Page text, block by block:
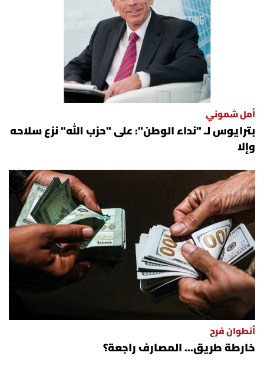
أمل شموني
بترايوس لـ "نداء الوطن": على "حزب الله" نزع سلاحه
وإلا
أنطوان فرح
خارطة طريق... المصارف راجعة؟